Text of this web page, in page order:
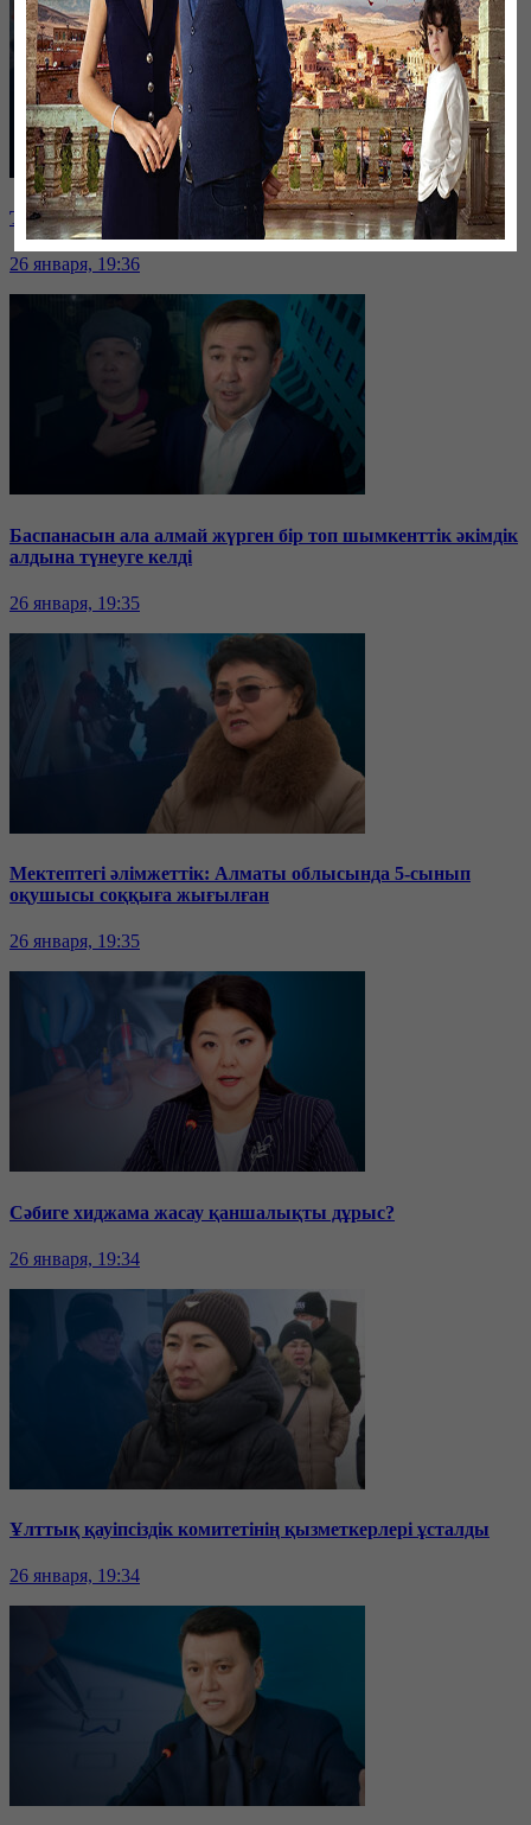
Таразда ТЭЦ қызметкерлері жалақы көтеруді талап етті
26 января, 19:36
Баспанасын ала алмай жүрген бір топ шымкенттік әкімдік
алдына түнеуге келді
26 января, 19:35
Мектептегі әлімжеттік: Алматы облысында 5-сынып
оқушысы соққыға жығылған
26 января, 19:35
Сәбиге хиджама жасау қаншалықты дұрыс?
26 января, 19:34
Ұлттық қауіпсіздік комитетінің қызметкерлері ұсталды
26 января, 19:34